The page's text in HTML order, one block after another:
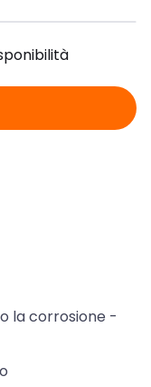
la corrosione -